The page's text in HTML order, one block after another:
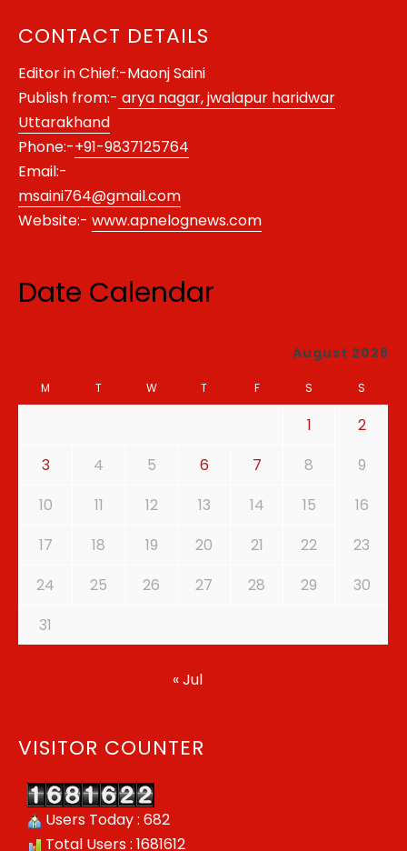
CONTACT DETAILS
Editor in Chief:-Maonj Saini
Publish from:- arya nagar, jwalapur haridwar
Uttarakhand
Phone:-+91-9837125764
Email:-
msaini764@gmail.com
Website:- www.apnelognews.com
Date Calendar
August 2026
M T W T F S S
1
2
3
4 5 6 7 8
9
10
11 12 13 14 15
16
17
18 19 20 21 22
23
24
25 26 27 28 29
30
31
« Jul
VISITOR COUNTER
Users Today : 682
Total Users : 1681612